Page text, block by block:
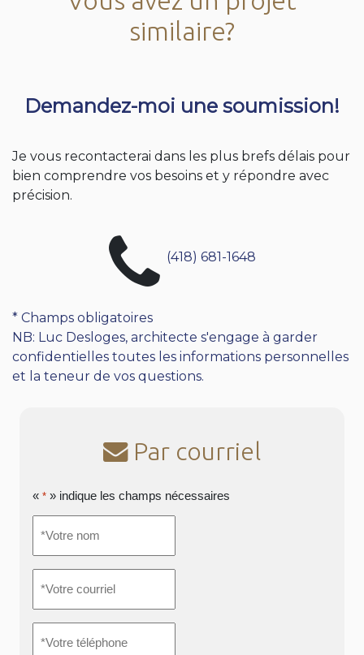
similaire?
Demandez-moi une soumission!
Je vous recontacterai dans les plus brefs délais pour
bien comprendre vos besoins et y répondre avec
précision.
(418) 681-1648
* Champs obligatoires
NB: Luc Desloges, architecte s'engage à garder
confidentielles toutes les informations personnelles
et la teneur de vos questions.
Par courriel
« * » indique les champs nécessaires
nom*
courriel*
téléphone *